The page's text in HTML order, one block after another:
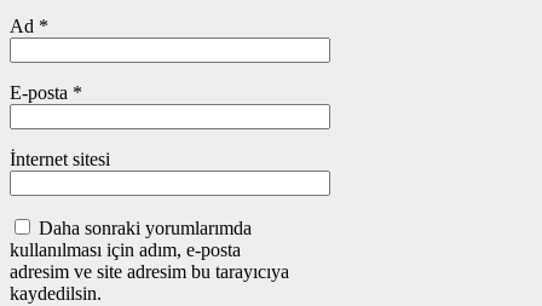
Ad *
E-posta *
İnternet sitesi
Daha sonraki yorumlarımda
kullanılması için adım, e-posta
adresim ve site adresim bu tarayıcıya
kaydedilsin.